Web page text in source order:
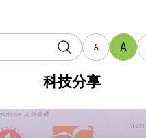
A A
科技分享